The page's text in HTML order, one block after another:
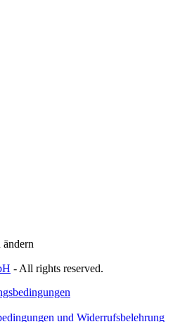
- All rights reserved.
und Widerrufsbelehrung